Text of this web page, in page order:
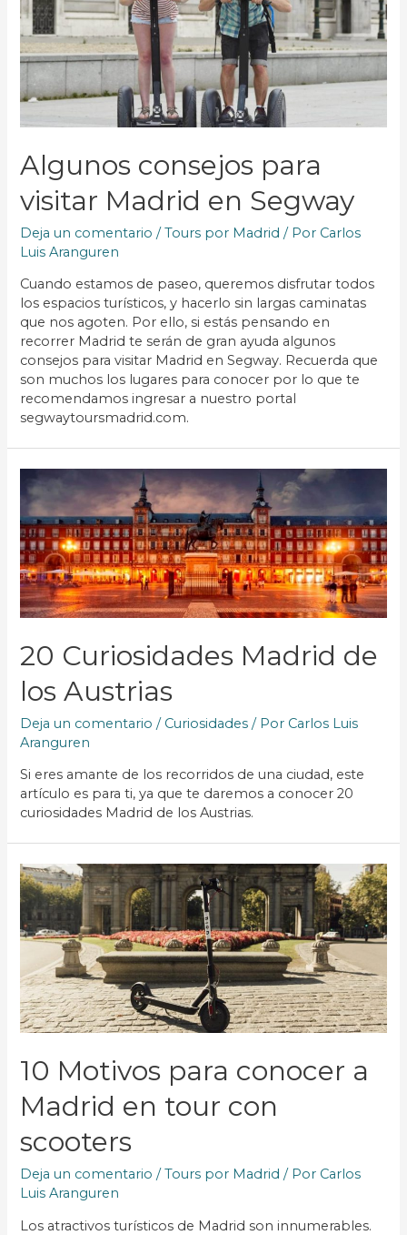
Algunos consejos para
visitar Madrid en Segway
Deja un comentario /Tours por Madrid / Por Carlos
Luis Aranguren
Cuando estamos de paseo, queremos disfrutar todos
los espacios turísticos, y hacerlo sin largas caminatas
que nos agoten. Por ello, si estás pensando en
recorrer Madrid te serán de gran ayuda algunos
consejos para visitar Madrid en Segway. Recuerda que
son muchos los lugares para conocer por lo que te
recomendamos ingresar a nuestro portal
segwaytoursmadrid.com.
20 Curiosidades Madrid de
los Austrias
Deja un comentario / Curiosidades / Por Carlos Luis
Aranguren
Si eres amante de los recorridos de una ciudad, este
artículo es para ti, ya que te daremos a conocer 20
curiosidades Madrid de los Austrias.
10 Motivos para conocer a
Madrid en tour con
scooters
Deja un comentario /Tours por Madrid / Por Carlos
Luis Aranguren
Los atractivos turísticos de Madrid son innumerables.